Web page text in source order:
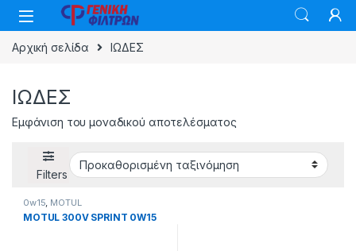
Skip to navigation
Skip to content
Αρχική σελίδα ΙΩΔΕΣ
ΙΩΔΕΣ
Εμφάνιση του μοναδικού αποτελέσματος
Filters
0w15, MOTUL
MOTUL 300V SPRINT 0W15